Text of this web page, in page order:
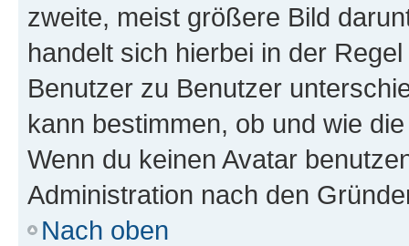
zweite, meist größere Bild
handelt sich hierbei in der
Benutzer zu Benutzer
kann bestimmen, ob und wie
Wenn du keinen Avatar
Administration nach den
Nach oben